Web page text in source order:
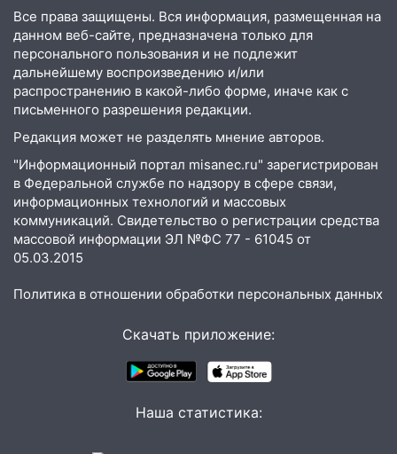
второй мужчина в мире сталкиваются с
алопецией»: врач рассказал, чем может
быть вызвано облысение и как с этим
справиться
03:30 Гороскоп на 7 августа: пятница
принесет прилив творческой энергии и
отличные шансы исправить старые
ошибки
06.08.2026
23:20 Прогноз погоды на 7 августа в
Ульяновской области
20:04 Ульяновцев приглашают на забег,
посвящённый Дню воздушного флота
России
В Ульяновской области
руководителя частной компании
наказали за сокрытие прошлого своего
Все права защищены. Вся информация, размещенная на
данном веб-сайте, предназначена только для
персонального пользования и не подлежит
дальнейшему воспроизведению и/или
распространению в какой-либо форме, иначе как с
письменного разрешения редакции.
Редакция может не разделять мнение авторов.
"Информационный портал misanec.ru" зарегистрирован
в Федеральной службе по надзору в сфере связи,
информационных технологий и массовых
коммуникаций. Свидетельство о регистрации средства
массовой информации ЭЛ №ФС 77 - 61045 от
05.03.2015
Политика в отношении обработки персональных данных
Скачать приложение:
Наша статистика: